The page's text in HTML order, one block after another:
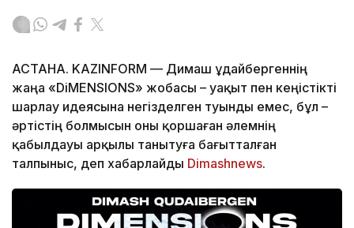
АСТАНА. KAZINFORM — Димаш Құдайбергеннің
жаңа «DiMENSIONS» жобасы – уақыт пен кеңістікті
шарлау идеясына негізделген туынды емес, бұл –
әртістің болмысын оны қоршаған әлемнің
қабылдауы арқылы танытуға бағытталған
талпыныс, деп хабарлайды Dimashnews.